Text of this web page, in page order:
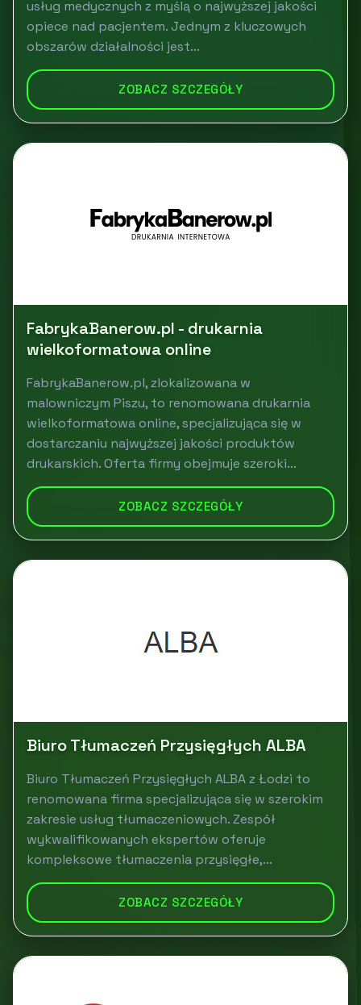
usług medycznych z myślą o najwyższej jakości
opiece nad pacjentem. Jednym z kluczowych
obszarów działalności jest...
ZOBACZ SZCZEGÓŁY
FabrykaBanerow.pl - drukarnia
wielkoformatowa online
FabrykaBanerow.pl, zlokalizowana w
malowniczym Piszu, to renomowana drukarnia
wielkoformatowa online, specjalizująca się w
dostarczaniu najwyższej jakości produktów
drukarskich. Oferta firmy obejmuje szeroki...
ZOBACZ SZCZEGÓŁY
Biuro Tłumaczeń Przysięgłych ALBA
Biuro Tłumaczeń Przysięgłych ALBA z Łodzi to
renomowana firma specjalizująca się w szerokim
zakresie usług tłumaczeniowych. Zespół
wykwalifikowanych ekspertów oferuje
kompleksowe tłumaczenia przysięgłe,...
ZOBACZ SZCZEGÓŁY